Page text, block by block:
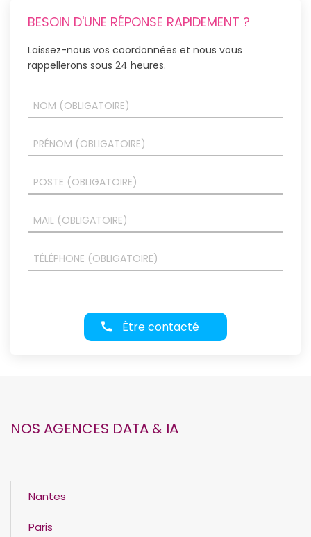
BESOIN D'UNE RÉPONSE RAPIDEMENT ?
Laissez-nous vos coordonnées et nous vous
rappellerons sous 24 heures.
Être contacté
NOS AGENCES DATA & IA
Nantes
Paris